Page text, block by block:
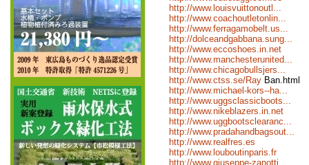
http://www.louisvuittonoutl...
http://www.coachoutletonlin...
http://www.ferragamobelt.us...
http://dolceandgabbana.sung...
http://www.eccoshoes.in.net
http://www.manchesterunited...
http://www.chicagobullsjers...
http://www.ctss.se/Ray Ban.html
http://www.michael-kors--ha...
http://www.uggsclassicboots...
http://www.nikeblazers.in.net
http://www.uggbootsclearanc...
http://www.pradahandbagsout...
http://www.realfres.es
http://www.louboutinparis.fr
http://www.giuseppe-zanotti...